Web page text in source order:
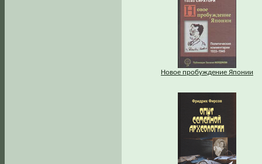
Новое пробуждение Японии